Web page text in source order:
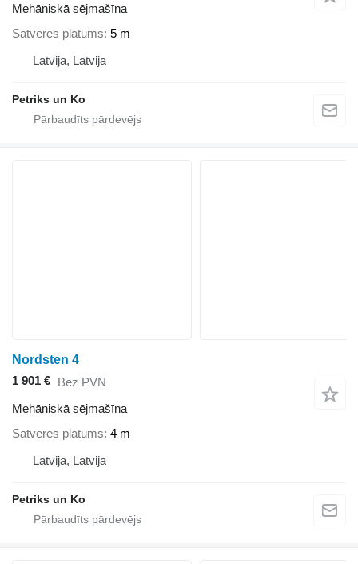
Mehāniskā sējmašīna
Satveres platums 5 m
Latvija, Latvija
Petriks un Ko
Nordsten 4
1 901 € Bez PVN
Mehāniskā sējmašīna
Satveres platums 4 m
Latvija, Latvija
Petriks un Ko